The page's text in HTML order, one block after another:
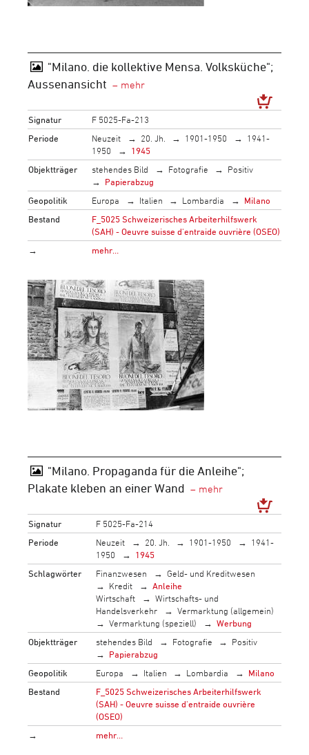
"Milano. die kollektive Mensa. Volksküche";
Aussenansicht
Signatur
F 5025-Fa-213
Periode
Neuzeit 20. Jh. 1901-1950
1941-
1950
1945
Objektträger
stehendes Bild Fotografie
Positiv
Papierabzug
Geopolitik
Europa Italien Lombardia
Milano
Bestand
F_5025 Schweizerisches Arbeiterhilfswerk
(SAH) - Oeuvre suisse d'entraide ouvrière (OSEO)
→
mehr…
"Milano. Propaganda für die Anleihe";
Plakate kleben an einer Wand
Signatur
F 5025-Fa-214
Periode
Neuzeit 20. Jh. 1901-1950
1941-
1950
1945
Schlagwörter
Finanzwesen
Geld- und Kreditwesen
Kredit
Anleihe
Wirtschaft
Wirtschafts- und
Handelsverkehr
Vermarktung (allgemein)
Vermarktung (speziell)
Werbung
Objektträger
stehendes Bild Fotografie
Positiv
Papierabzug
Geopolitik
Europa Italien Lombardia
Milano
Bestand
F_5025 Schweizerisches Arbeiterhilfswerk
(SAH) - Oeuvre suisse d'entraide ouvrière
(OSEO)
→
mehr…